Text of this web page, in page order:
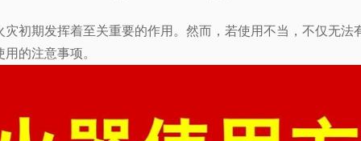
灾初期发挥着至关重要的作用。然而，若使用不当，不仅无法
的注意事项。